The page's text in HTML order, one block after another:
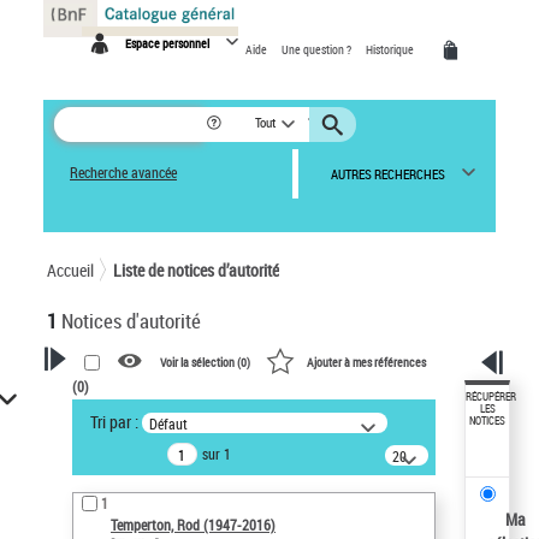
Espace personnel Aide Une question ? Historique
Tout
Recherche avancée AUTRES RECHERCHES
Accueil Liste de notices d’autorité
1 Notices d'autorité
VOTRE RECHERCHE
Recherche avancée dans les
notices d’autorité
Œuvres liées à l'auteur :
Temperton, Rod (1947-2016)
Voir la sélection (0) Ajouter à mes références
(0)
Tri par : Défaut
sur 1
20
résultats/page
1
Temperton, Rod (1947-2016)
RÉCUPÉRER
LES
NOTICES
Ma
Panneau de gestion des cookies